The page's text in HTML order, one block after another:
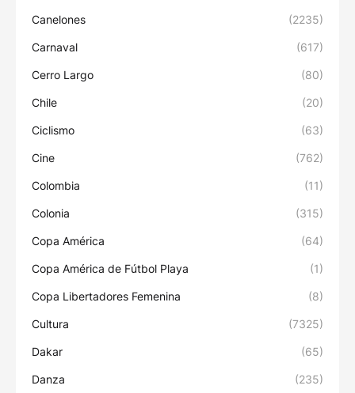
Canelones (2235)
Carnaval (617)
Cerro Largo (80)
Chile (20)
Ciclismo (63)
Cine (762)
Colombia (11)
Colonia (315)
Copa América (64)
Copa América de Fútbol Playa (1)
Copa Libertadores Femenina (8)
Cultura (7325)
Dakar (65)
Danza (235)